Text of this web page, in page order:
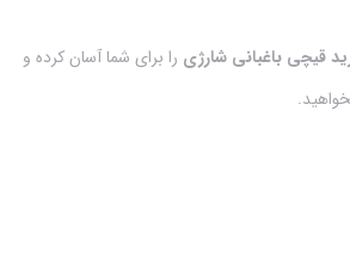
قیچی باغبانی شارژی را برای شما آسان کرده و